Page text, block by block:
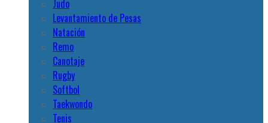
Judo
Levantamiento de Pesas
Natación
Remo
Canotaje
Rugby
Softbol
Taekwondo
Tenis